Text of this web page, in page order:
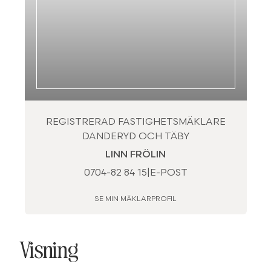
REGISTRERAD FASTIGHETSMÄKLARE
DANDERYD OCH TÄBY
LINN FRÖLIN
0704-82 84 15 E-POST
SE MIN MÄKLARPROFIL
Visning